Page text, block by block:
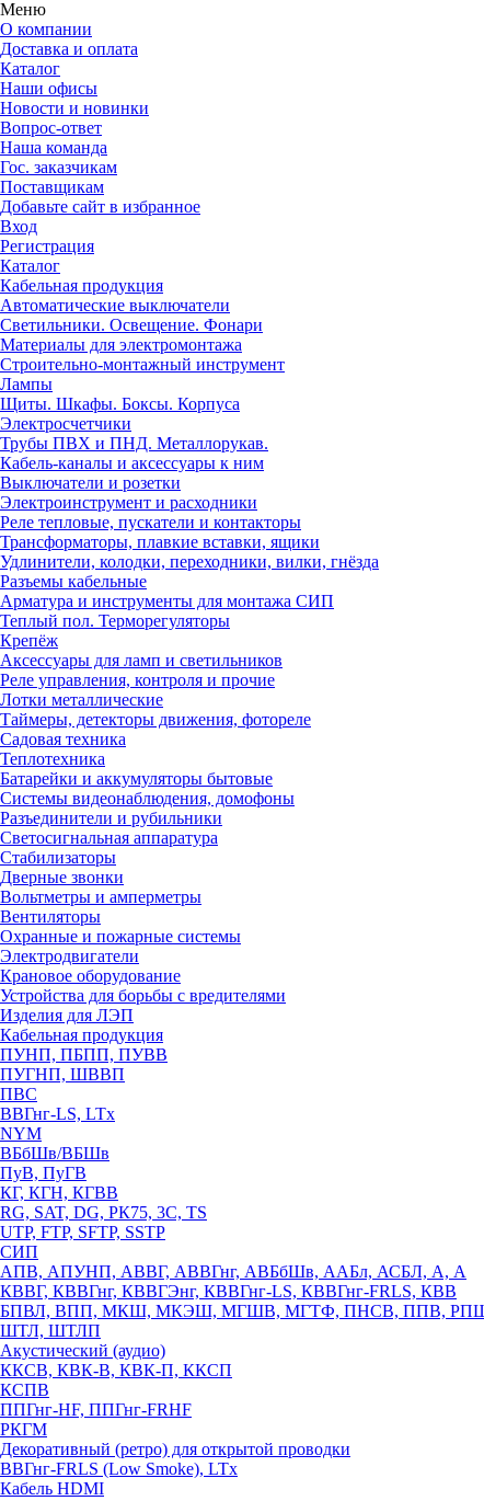
Меню
О компании
Доставка и оплата
Каталог
Наши офисы
Новости и новинки
Вопрос-ответ
Наша команда
Гос. заказчикам
Поставщикам
Добавьте сайт в избранное
Вход
Регистрация
Каталог
Кабельная продукция
Автоматические выключатели
Светильники. Освещение. Фонари
Материалы для электромонтажа
Строительно-монтажный инструмент
Лампы
Щиты. Шкафы. Боксы. Корпуса
Электросчетчики
Трубы ПВХ и ПНД. Металлорукав.
Кабель-каналы и аксессуары к ним
Выключатели и розетки
Электроинструмент и расходники
Реле тепловые, пускатели и контакторы
Трансформаторы, плавкие вставки, ящики
Удлинители, колодки, переходники, вилки, гнёзда
Разъемы кабельные
Арматура и инструменты для монтажа СИП
Теплый пол. Терморегуляторы
Крепёж
Аксессуары для ламп и светильников
Реле управления, контроля и прочие
Лотки металлические
Таймеры, детекторы движения, фотореле
Садовая техника
Теплотехника
Батарейки и аккумуляторы бытовые
Системы видеонаблюдения, домофоны
Разъединители и рубильники
Светосигнальная аппаратура
Стабилизаторы
Дверные звонки
Вольтметры и амперметры
Вентиляторы
Охранные и пожарные системы
Электродвигатели
Крановое оборудование
Устройства для борьбы с вредителями
Изделия для ЛЭП
Кабельная продукция
ПУНП, ПБПП, ПУВВ
ПУГНП, ШВВП
ПВС
ВВГнг-LS, LTx
NYM
ВБбШв/ВБШв
ПуВ, ПуГВ
КГ, КГН, КГВВ
RG, SAT, DG, РК75, 3С, TS
UTP, FTP, SFTP, SSTP
СИП
АПВ, АПУНП, АВВГ, АВВГнг, АВБбШв, ААБл, АСБЛ, А, А
КВВГ, КВВГнг, КВВГЭнг, КВВГнг-LS, КВВГнг-FRLS, КВВ
БПВЛ, ВПП, МКШ, МКЭШ, МГШВ, МГТФ, ПНСВ, ППВ,
ШТЛ, ШТЛП
Акустический (аудио)
ККСВ, КВК-В, КВК-П, ККСП
КСПВ
ППГнг-HF, ППГнг-FRHF
РКГМ
Декоративный (ретро) для открытой проводки
ВВГнг-FRLS (Low Smoke), LTx
Кабель HDMI